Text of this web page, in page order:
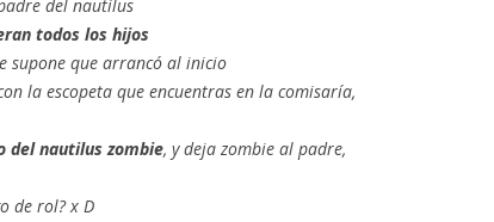
del nautilus
todos los hijos
supone que arrancó al inicio
la escopeta que encuentras en la comisaría,
del nautilus zombie, y deja zombie al padre,
de rol? x D